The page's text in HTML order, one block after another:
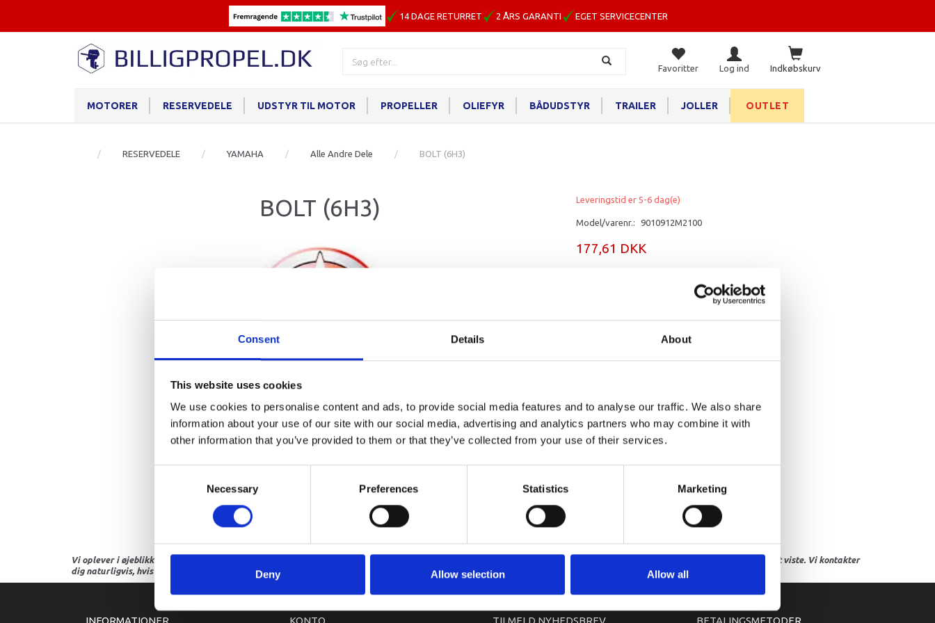
Consent Details About
This website uses cookies
We use cookies to personalise content and ads, to provide social media features and to analyse our traffic. We also share
information about your use of our site with our social media, advertising and analytics partners who may combine it with
other information that you’ve provided to them or that they’ve collected from your use of their services.
Necessary Preferences Statistics Marketing
Deny Allow selection Allow all
14 DAGE RETURRET 2 ÅRS GARANTI EGET SERVICECENTER
Indkøbskurv
Favoritter Log ind
MOTORER RESERVEDELE UDSTYR TIL MOTOR PROPELLER OLIEFYR BÅDUDSTYR TRAILER JOLLER OUTLET
RESERVEDELE YAMAHA Alle Andre Dele BOLT (6H3)
BOLT (6H3) Leveringstid er 5-6 dag(e)
Model/varenr.: 9010912M2100
177,61 DKK
Vi oplever i øjeblikket store og hyppige prisændringer i markedet. Derfor kan der i enkelte tilfælde være produkter, som ikke kan leveres, eller hvor prisen afviger fra det viste. Vi kontakter
dig naturligvis, hvis dette er tilfældet.
INFORMATIONER KONTO TILMELD NYHEDSBREV BETALINGSMETODER